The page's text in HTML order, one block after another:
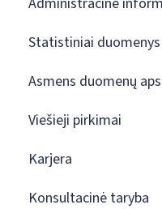
Statistiniai duomenys
Asmens duomenų
Viešieji pirkimai
Karjera
Konsultacinė taryba